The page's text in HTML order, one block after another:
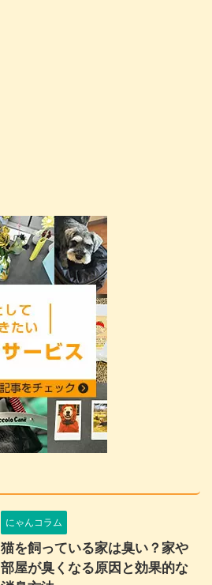
にゃんコラム
猫を飼っている家は臭い？家や
部屋が臭くなる原因と効果的な